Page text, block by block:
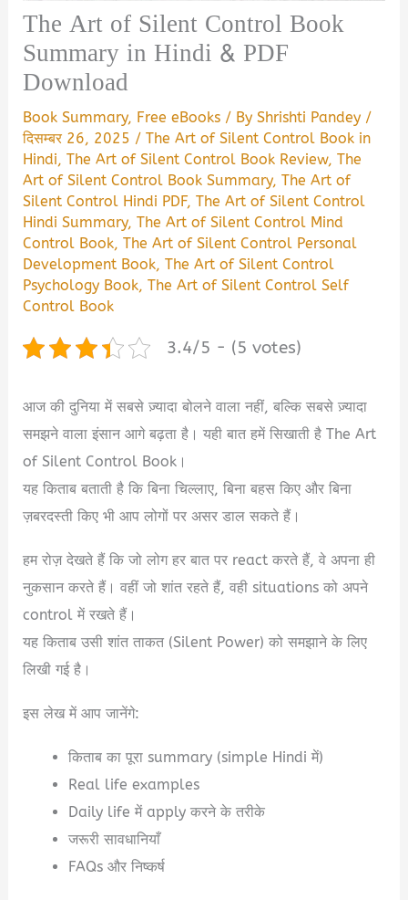
The Art of Silent Control Book
Summary in Hindi & PDF
Download
Book Summary, Free eBooks / ByShrishti Pandey /
दिसम्बर 26, 2025 /The Art of Silent Control Book in
Hindi,The Art of Silent Control Book Review,The
Art of Silent Control Book Summary,The Art of
Silent Control Hindi PDF,The Art of Silent Control
Hindi Summary,The Art of Silent Control Mind
Control Book,The Art of Silent Control Personal
Development Book,The Art of Silent Control
Psychology Book,The Art of Silent Control Self
Control Book
3.4/5 - (5 votes)
आज की दुनिया में सबसे ज़्यादा बोलने वाला नहीं, बल्कि सबसे ज़्यादा
समझने वाला इंसान आगे बढ़ता है। यही बात हमें सिखाती है The Art
of Silent Control Book।
यह किताब बताती है कि बिना चिल्लाए, बिना बहस किए और बिना
ज़बरदस्ती किए भी आप लोगों पर असर डाल सकते हैं।
हम रोज़ देखते हैं कि जो लोग हर बात पर react करते हैं, वे अपना ही
नुकसान करते हैं। वहीं जो शांत रहते हैं, वही situations को अपने
control में रखते हैं।
यह किताब उसी शांत ताकत (Silent Power) को समझाने के लिए
लिखी गई है।
इस लेख में आप जानेंगे:
किताब का पूरा summary (simple Hindi में)
Real life examples
Daily life में apply करने के तरीके
जरूरी सावधानियाँ
FAQs और निष्कर्ष